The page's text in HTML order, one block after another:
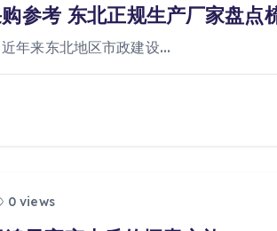
参考 东北正规生产厂家盘点
年来东北地区市政建设…
0 views